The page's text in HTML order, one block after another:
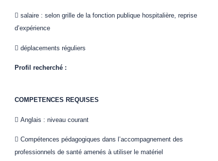
 salaire : selon grille de la fonction publique hospitalière, reprise
d’expérience
 déplacements réguliers
Profil recherché :
COMPETENCES REQUISES
 Anglais : niveau courant
 Compétences pédagogiques dans l’accompagnement des
professionnels de santé amenés à utiliser le matériel